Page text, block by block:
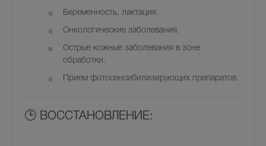
Беременность, лактация.
Онкологические заболевания.
Острые кожные заболевания в зоне
обработки.
Прием фотосенсибилизирующих препаратов.
🕒 ВОССТАНОВЛЕНИЕ: